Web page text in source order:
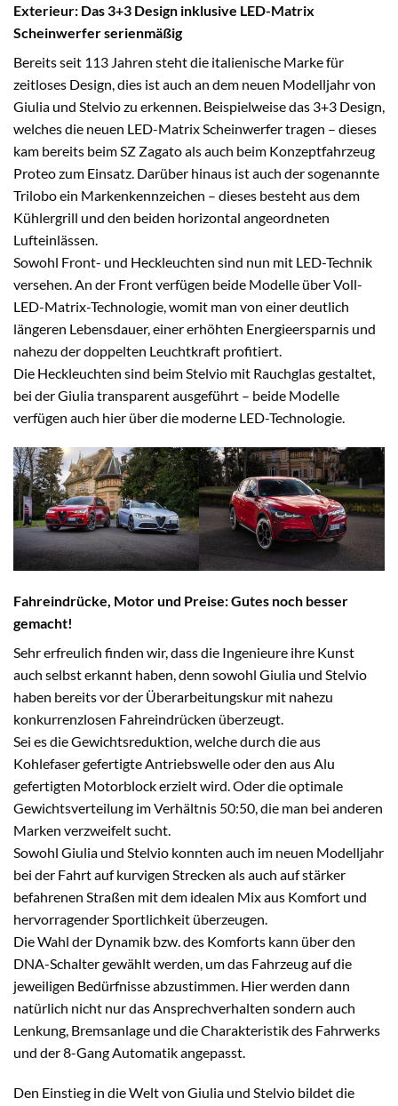
Exterieur: Das 3+3 Design inklusive LED-Matrix
Scheinwerfer serienmäßig
Bereits seit 113 Jahren steht die italienische Marke für
zeitloses Design, dies ist auch an dem neuen Modelljahr von
Giulia und Stelvio zu erkennen. Beispielweise das 3+3 Design,
welches die neuen LED-Matrix Scheinwerfer tragen – dieses
kam bereits beim SZ Zagato als auch beim Konzeptfahrzeug
Proteo zum Einsatz. Darüber hinaus ist auch der sogenannte
Trilobo ein Markenkennzeichen – dieses besteht aus dem
Kühlergrill und den beiden horizontal angeordneten
Lufteinlässen.
Sowohl Front- und Heckleuchten sind nun mit LED-Technik
versehen. An der Front verfügen beide Modelle über Voll-
LED-Matrix-Technologie, womit man von einer deutlich
längeren Lebensdauer, einer erhöhten Energieersparnis und
nahezu der doppelten Leuchtkraft profitiert.
Die Heckleuchten sind beim Stelvio mit Rauchglas gestaltet,
bei der Giulia transparent ausgeführt – beide Modelle
verfügen auch hier über die moderne LED-Technologie.
Fahreindrücke, Motor und Preise: Gutes noch besser
gemacht!
Sehr erfreulich finden wir, dass die Ingenieure ihre Kunst
auch selbst erkannt haben, denn sowohl Giulia und Stelvio
haben bereits vor der Überarbeitungskur mit nahezu
konkurrenzlosen Fahreindrücken überzeugt.
Sei es die Gewichtsreduktion, welche durch die aus
Kohlefaser gefertigte Antriebswelle oder den aus Alu
gefertigten Motorblock erzielt wird. Oder die optimale
Gewichtsverteilung im Verhältnis 50:50, die man bei anderen
Marken verzweifelt sucht.
Sowohl Giulia und Stelvio konnten auch im neuen Modelljahr
bei der Fahrt auf kurvigen Strecken als auch auf stärker
befahrenen Straßen mit dem idealen Mix aus Komfort und
hervorragender Sportlichkeit überzeugen.
Die Wahl der Dynamik bzw. des Komforts kann über den
DNA-Schalter gewählt werden, um das Fahrzeug auf die
jeweiligen Bedürfnisse abzustimmen. Hier werden dann
natürlich nicht nur das Ansprechverhalten sondern auch
Lenkung, Bremsanlage und die Charakteristik des Fahrwerks
und der 8-Gang Automatik angepasst.
Den Einstieg in die Welt von Giulia und Stelvio bildet die